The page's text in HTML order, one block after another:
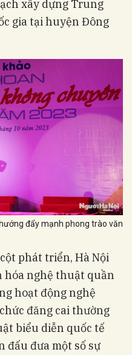
xây dựng Trung
gia tại huyện Đông
đẩy mạnh phong trào văn
phát triển, Hà Nội
hóa nghệ thuật quần
hoạt động nghệ
đăng cai thường
biểu diễn quốc tế
đấu đưa một số sự